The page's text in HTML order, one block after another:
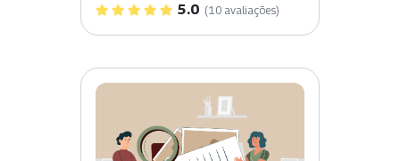
5.0 (10 avaliações)